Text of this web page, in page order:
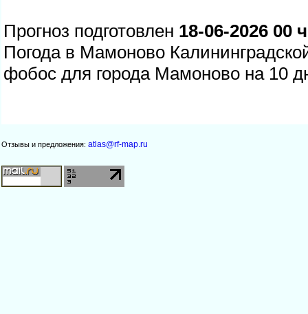
Прогноз подготовлен 18-06-2026 00 ч
Погода в Мамоново
фобос для города Мамоново на 10
Отзывы и предложения: atlas@rf-map.ru